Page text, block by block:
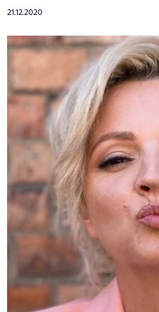
21.12.2020